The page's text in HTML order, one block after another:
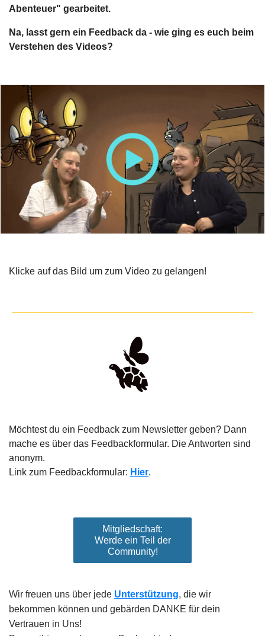
Abenteuer" gearbeitet.
Na, lasst gern ein Feedback da - wie ging es euch beim
Verstehen des Videos?
Klicke auf das Bild um zum Video zu gelangen!
Möchtest du ein Feedback zum Newsletter geben? Dann
mache es über das Feedbackformular. Die Antworten sind
anonym.
Link zum Feedbackformular: Hier.
Mitgliedschaft:
Werde ein Teil der
Community!
Wir freuen uns über jede Unterstützung, die wir
bekommen können und gebärden DANKE für dein
Vertrauen in Uns!